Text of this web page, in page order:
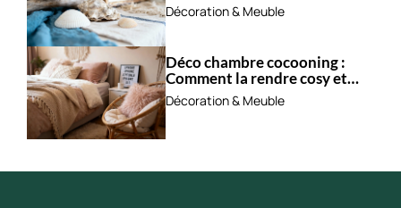
Décoration & Meuble
Déco chambre cocooning :
Comment la rendre cosy et
apaisante ?
Décoration & Meuble